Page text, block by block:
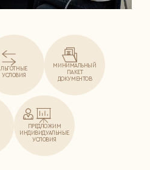
ЛЬГОТНЫЕ
УСЛОВИЯ
МИНИМАЛЬНЫЙ
ПАКЕТ
ДОКУМЕНТОВ
ПРЕДЛОЖИМ
ИНДИВИДУАЛЬНЫЕ
УСЛОВИЯ